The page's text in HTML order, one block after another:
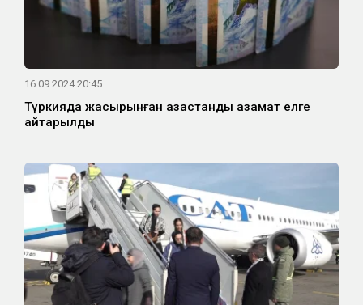
16.09.2024 20:45
Түркияда жасырынған қазақстандық азамат елге
қайтарылды